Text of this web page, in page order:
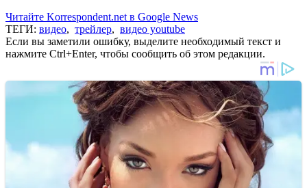
Читайте Korrespondent.net в Google News
ТЕГИ: видео, трейлер, видео youtube
Если вы заметили ошибку, выделите необходимый текст и
нажмите Ctrl+Enter, чтобы сообщить об этом редакции.